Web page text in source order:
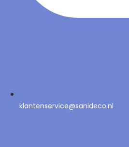
klantenservice@sanideco.nl